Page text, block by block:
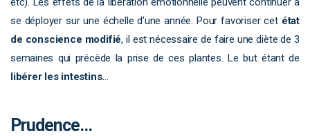
se déployer sur une échelle d’une année. Pour favoriser cet état
de conscience modifié, il est nécessaire de faire une diète de 3
semaines qui précède la prise de ces plantes. Le but étant de
libérer les intestins...
Prudence…